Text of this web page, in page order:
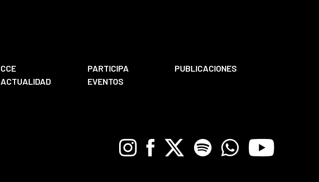
CCE PARTICIPA
PUBLICACIONES
ACTUALIDAD
EVENTOS
InstagramFacebook
X Spotify WhatsappYoutube